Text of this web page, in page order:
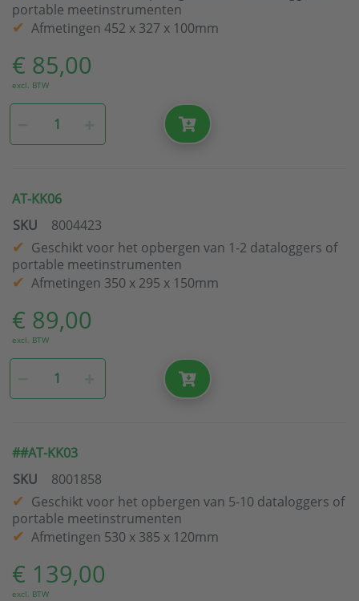
portable meetinstrumenten
Afmetingen 452 x 327 x 100mm
€ 85,00
excl. BTW
AT-KK06
SKU
8004423
Geschikt voor het opbergen van 1-2 dataloggers of
portable meetinstrumenten
Afmetingen 350 x 295 x 150mm
€ 89,00
excl. BTW
##AT-KK03
SKU
8001858
Geschikt voor het opbergen van 5-10 dataloggers of
portable meetinstrumenten
Afmetingen 530 x 385 x 120mm
€ 139,00
excl. BTW